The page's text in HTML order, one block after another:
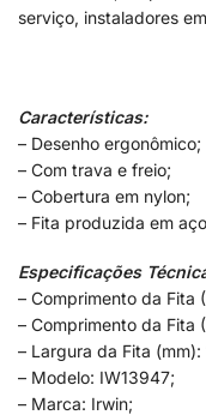
serviço, instaladores
Características:
– Desenho ergonômico;
– Com trava e freio;
– Cobertura em nylon;
– Fita produzida em
Especificações
– Comprimento da Fita
– Comprimento da Fita
– Largura da Fita (mm):
– Modelo: IW13947;
– Marca: Irwin;